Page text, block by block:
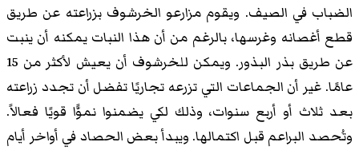
الضباب في الصيف. ويقوم مزارعو الخرشوف بزراعته عن طريق
قطع أغصانه وغرسها، بالرغم من أن هذا النبات يمكنه أن ينبت
عن طريق بذر البذور. ويمكن للخرشوف أن يعيش لأكثر من 15
عامًا. غير أن الجماعات التي تزرعه تجاريًا تفضل أن تجدد زراعته
بعد ثلاث أو أربع سنوات، وذلك لكي يضمنوا نموًّا قويًا فعالاً.
وتُحصد البراعم قبل اكتمالها. ويبدأ بعض الحصاد في أواخر أيام